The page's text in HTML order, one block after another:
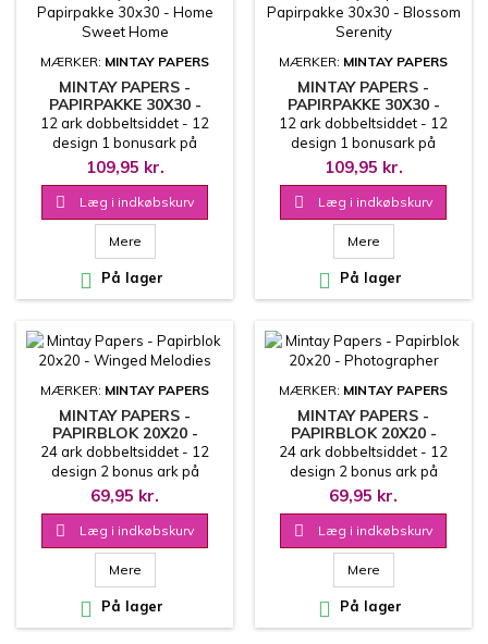
MÆRKER: MINTAY PAPERS
MINTAY PAPERS -
PAPIRPAKKE 30X30 -
HOME SWEET HOME
12 ark dobbeltsiddet - 12
design 1 bonusark på
coverets inderside 30.5x30.5
cm
109,95 kr.
 Læg i indkøbskurv
Mere
 På lager
MÆRKER: MINTAY PAPERS
MINTAY PAPERS -
PAPIRPAKKE 30X30 -
BLOSSOM SERENITY
12 ark dobbeltsiddet - 12
design 1 bonusark på
coverets inderside 30.5x30.5
cm
109,95 kr.
 Læg i indkøbskurv
Mere
 På lager
MÆRKER: MINTAY PAPERS
MINTAY PAPERS -
PAPIRBLOK 20X20 -
WINGED MELODIES
24 ark dobbeltsiddet - 12
design 2 bonus ark på
coverets inderside
20.3x20.3 cm
69,95 kr.
 Læg i indkøbskurv
Mere
 På lager
MÆRKER: MINTAY PAPERS
MINTAY PAPERS -
PAPIRBLOK 20X20 -
PHOTOGRAPHER
24 ark dobbeltsiddet - 12
design 2 bonus ark på
coverets inderside
20.3x20.3 cm
69,95 kr.
 Læg i indkøbskurv
Mere
 På lager